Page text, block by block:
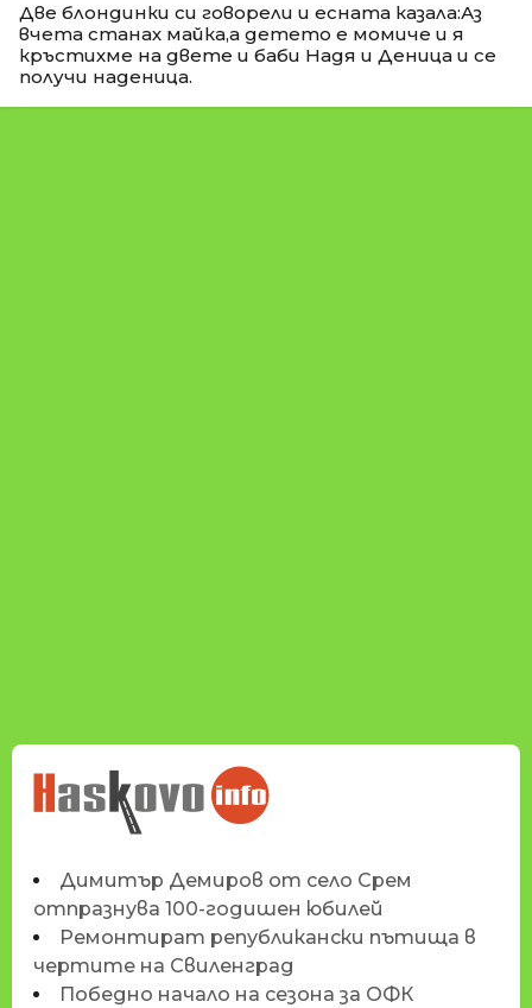
Две блондинки си говорели и есната казала:Аз
вчета станах майка,а детето е момиче и я
кръстихме на двете и баби Надя и Деница и се
получи наденица.
НОВИНИТЕ НА
HASKOVO.INFO
Димитър Демиров от село Срем
отпразнува 100-годишен юбилей
Ремонтират републикански пътища в
чертите на Свиленград
Победно начало на сезона за ОФК